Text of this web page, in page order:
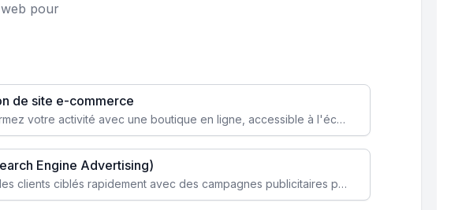
pour
de site e-commerce
Transformez votre activité avec une boutique en ligne, accessible à l'échelle mondiale 24/7.
Engine Advertising)
Attirez des clients ciblés rapidement avec des campagnes publicitaires payantes optimisées pour vos objectifs.